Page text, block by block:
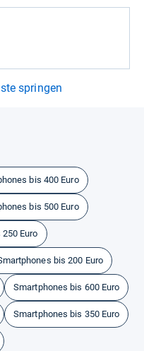
springen
bis 400 Euro
bis 500 Euro
Euro
bis 200 Euro
Smartphones bis 600 Euro
Smartphones bis 350 Euro